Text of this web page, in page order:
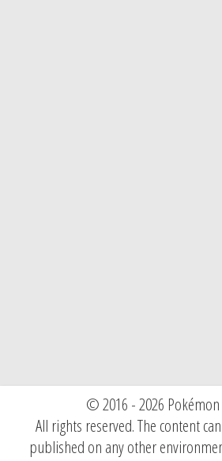
© 2016 - 2026
All rights reserved. The content
published on any other